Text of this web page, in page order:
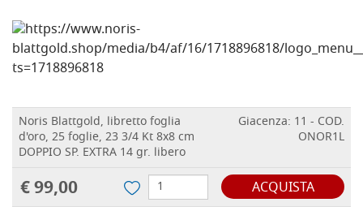
Noris Blattgold, libretto foglia
d'oro, 25 foglie, 23 3/4 Kt 8x8 cm
DOPPIO SP. EXTRA 14 gr. libero
Giacenza: 11 - COD.
ONOR1L
€ 99,00 ACQUISTA